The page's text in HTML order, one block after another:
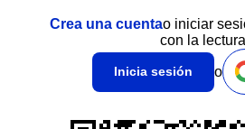
Crea una cuentao iniciar
con la lectura
Inicia sesión o